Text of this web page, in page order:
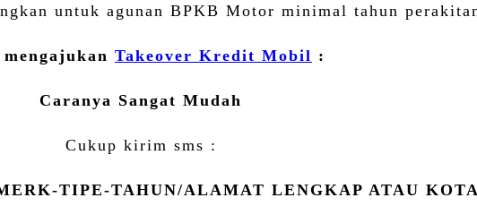
untuk agunan BPKB Motor minimal tahun
Takeover Kredit Mobil :
Caranya Sangat Mudah
Cukup kirim sms :
TIPE-TAHUN/ALAMAT LENGKAP ATAU